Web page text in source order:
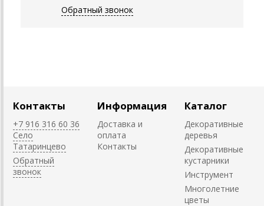
Обратный звонок
Контакты
+7 916 316 60 36
Село
Татаринцево
Обратный
звонок
Информация
Доставка и
оплата
Контакты
Каталог
Декоративные
деревья
Декоративные
кустарники
Инструмент
Многолетние
цветы